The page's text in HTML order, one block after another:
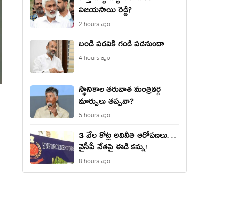
విజయసాయి రెడ్డి?
2 hours ago
బండి పదవికి గండి పడనుందా
4 hours ago
స్థానికాల తరువాత మంత్రివర్గ
మార్పులు తప్పవా?
5 hours ago
3 వేల కోట్ల అవినీతి ఆరోపణలు…
వైసీపీ నేతపై ఈడి కన్ను!
8 hours ago